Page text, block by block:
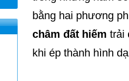
bằng hai phương
châm đất hiếm trải
khi ép thành hình